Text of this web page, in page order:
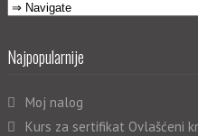
Najpopularnije
Moj nalog
Kurs za sertifikat Ovlašćeni